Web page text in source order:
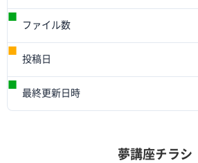
ファイル数
投稿日
最終更新日時
夢講座チラシ